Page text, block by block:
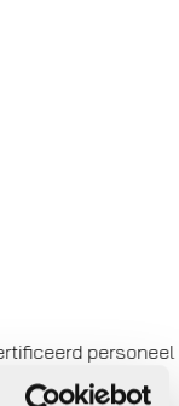
personeel